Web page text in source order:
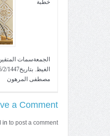
خطبة
مصطفى المرهون
a Comment
in to post a comment.